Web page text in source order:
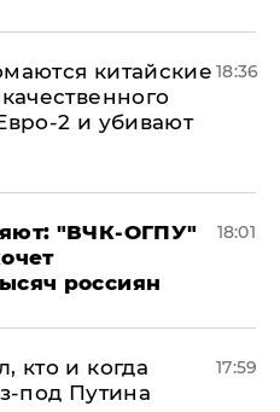
китайские
2 и убивают
18:36
"ВЧК-ОГПУ"
россиян
18:01
кто и когда
под Путина
17:59